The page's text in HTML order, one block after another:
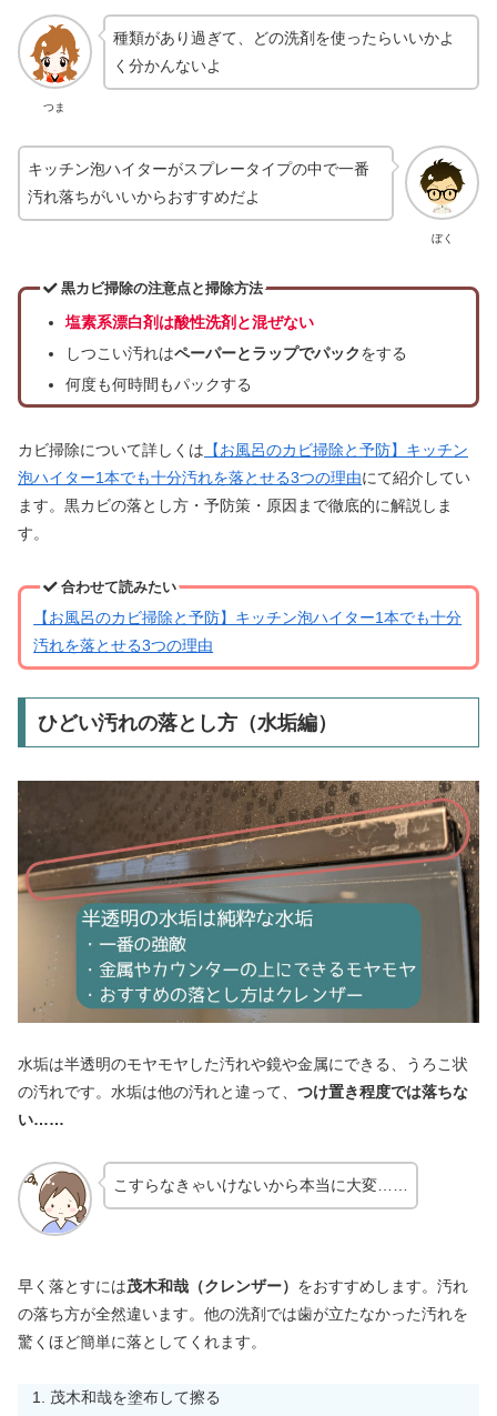
つま
種類があり過ぎて、どの洗剤を使ったらいいかよ
く分かんないよ
ぼく
キッチン泡ハイターがスプレータイプの中で一番
汚れ落ちがいいからおすすめだよ
黒カビ掃除の注意点と掃除方法
塩素系漂白剤は酸性洗剤と混ぜない
しつこい汚れはペーパーとラップでパックをする
何度も何時間もパックする
カビ掃除について詳しくは 【お風呂のカビ掃除と予防】キッチン
泡ハイター1本でも十分汚れを落とせる3つの理由にて紹介してい
ます。黒カビの落とし方・予防策・原因まで徹底的に解説しま
す。
合わせて読みたい
【お風呂のカビ掃除と予防】キッチン泡ハイター1本でも十分
汚れを落とせる3つの理由
ひどい汚れの落とし方（水垢編）
水垢は半透明のモヤモヤした汚れや鏡や金属にできる、うろこ状
の汚れです。水垢は他の汚れと違って、 つけ置き程度では落ちな
い……
こすらなきゃいけないから本当に大変……
早く落とすには茂木和哉（クレンザー） をおすすめします。汚れ
の落ち方が全然違います。他の洗剤では歯が立たなかった汚れを
驚くほど簡単に落としてくれます。
茂木和哉を塗布して擦る